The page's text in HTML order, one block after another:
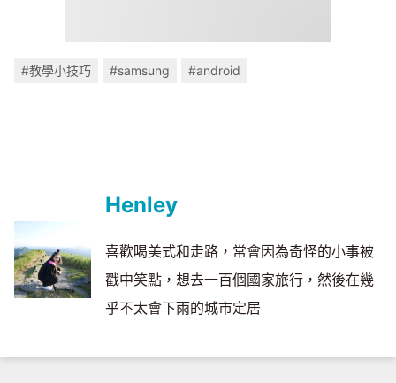
#教學小技巧 #samsung #android
Henley
喜歡喝美式和走路，常會因為奇怪的小事被
戳中笑點，想去一百個國家旅行，然後在幾
乎不太會下雨的城市定居